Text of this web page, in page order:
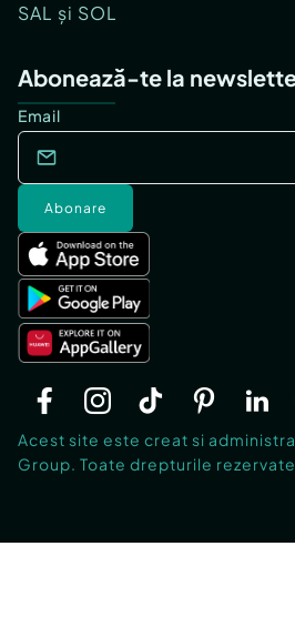
SAL și SOL
Abonează-te la
Email
Abonare
Acest site este creat si
Group. Toate drepturile